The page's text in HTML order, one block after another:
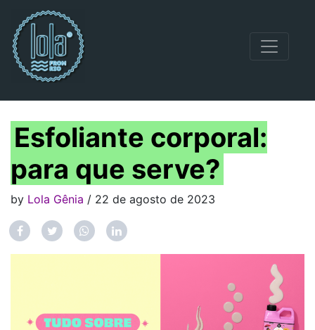
Navegação principal
Esfoliante corporal:
para que serve?
by Lola Gênia / 22 de agosto de 2023